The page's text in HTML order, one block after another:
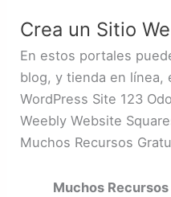
Crea un Sitio
En estos portales
blog, y tienda en línea,
WordPress Site 123
Weebly Website
Muchos Recursos
Muchos
Sitio
Web
Gratis